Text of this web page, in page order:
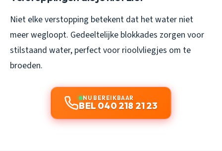
Niet elke verstopping betekent dat het water niet
meer wegloopt. Gedeeltelijke blokkades zorgen voor
stilstaand water, perfect voor rioolvliegjes om te
broeden.
NU BEREIKBAAR
BEL 040 218 21 23